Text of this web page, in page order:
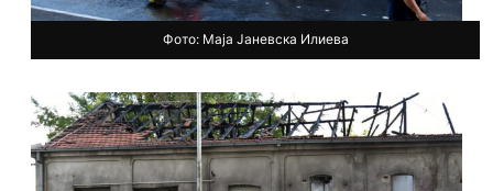
Фото: Маја Јаневска Илиева